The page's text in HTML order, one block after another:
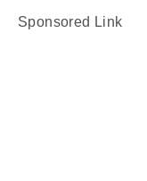
Sponsored Link